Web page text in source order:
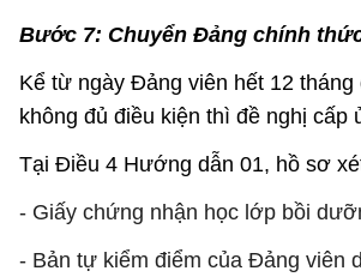
Bước 7: Chuyển Đảng chính
Kể từ ngày Đảng viên hết 12
không đủ điều kiện thì đề nghị cấp
Tại Điều 4 Hướng dẫn 01, hồ sơ
- Giấy chứng nhận học lớp bồi
- Bản tự kiểm điểm của Đảng viên